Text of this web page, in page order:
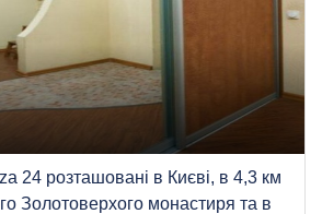
24 розташовані в Києві, в 4,3 км
Золотоверхого монастиря та в